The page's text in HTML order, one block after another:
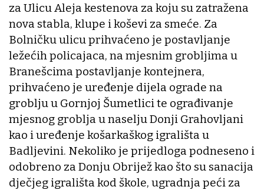
za Ulicu Aleja kestenova za koju su zatražena
nova stabla, klupe i koševi za smeće. Za
Bolničku ulicu prihvaćeno je postavljanje
ležećih policajaca, na mjesnim grobljima u
Branešcima postavljanje kontejnera,
prihvaćeno je uređenje dijela ograde na
groblju u Gornjoj Šumetlici te ograđivanje
mjesnog groblja u naselju Donji Grahovljani
kao i uređenje košarkaškog igrališta u
Badljevini. Nekoliko je prijedloga podneseno i
odobreno za Donju Obrijež kao što su sanacija
dječjeg igrališta kod škole, ugradnja peći za